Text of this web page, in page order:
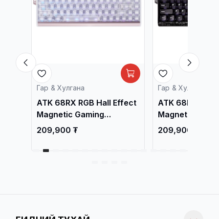
Гар & Хулгана
ATK 68RX RGB Hall Effect
Magnetic Gaming
Keyboard White
209,900 ₮
Гар & Хулгана
ATK 68RX
Magnetic
Keyboard Black
209,900 ₮